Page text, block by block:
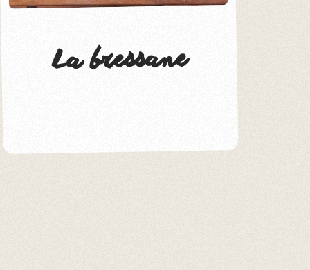
La bressane